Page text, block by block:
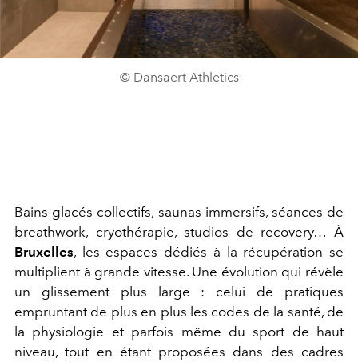
© Dansaert Athletics
Bains glacés collectifs, saunas immersifs, séances de
breathwork, cryothérapie, studios de recovery… À
Bruxelles, les espaces dédiés à la récupération se
multiplient à grande vitesse. Une évolution qui révèle
un glissement plus large : celui de pratiques
empruntant de plus en plus les codes de la santé, de
la physiologie et parfois même du sport de haut
niveau, tout en étant proposées dans des cadres